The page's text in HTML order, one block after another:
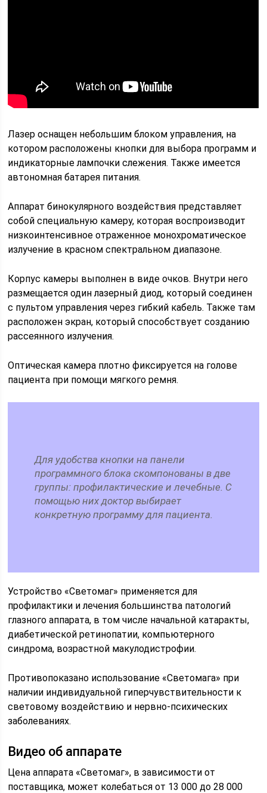
Лазер оснащен небольшим блоком управления, на
котором расположены кнопки для выбора программ и
индикаторные лампочки слежения. Также имеется
автономная батарея питания.
Аппарат бинокулярного воздействия представляет
собой специальную камеру, которая воспроизводит
низкоинтенсивное отраженное монохроматическое
излучение в красном спектральном диапазоне.
Корпус камеры выполнен в виде очков. Внутри него
размещается один лазерный диод, который соединен
с пультом управления через гибкий кабель. Также там
расположен экран, который способствует созданию
рассеянного излучения.
Оптическая камера плотно фиксируется на голове
пациента при помощи мягкого ремня.
Для удобства кнопки на панели
программного блока скомпонованы в две
группы: профилактические и лечебные. С
помощью них доктор выбирает
конкретную программу для пациента.
Устройство «Светомаг» применяется для
профилактики и лечения большинства патологий
глазного аппарата, в том числе начальной катаракты,
диабетической ретинопатии, компьютерного
синдрома, возрастной макулодистрофии.
Противопоказано использование «Светомага» при
наличии индивидуальной гиперчувствительности к
световому воздействию и нервно-психических
заболеваниях.
Видео об аппарате
Цена аппарата «Светомаг», в зависимости от
поставщика, может колебаться от 13 000 до 28 000